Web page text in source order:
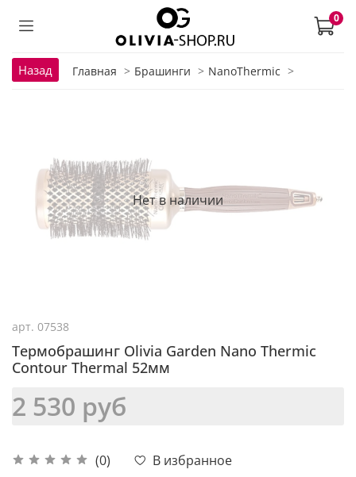
0
Назад Главная Брашинги NanoThermic
Нет в наличии
арт. 07538
Термобрашинг Olivia Garden Nano Thermic
Contour Thermal 52мм
(0)
В избранное
2 530 руб